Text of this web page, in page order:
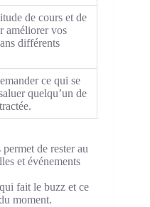
de cours et de
améliorer vos
différents
ce qui se
quelqu’un de
de rester au
et événements
fait le buzz et ce
moment.